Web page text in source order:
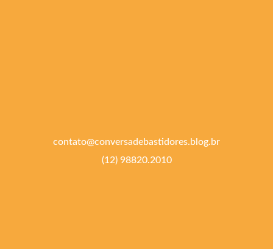
contato@conversadebastidores.blog.br
(12) 98820.2010